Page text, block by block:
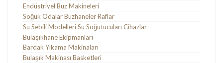
Endüstriyel Buz Makineleri
Soğuk Odalar Buzhaneler Raflar
Su Sebili Modelleri Su Soğutucuları Cihazlar
Bulaşıkhane Ekipmanları
Bardak Yıkama Makinaları
Bulaşık Makinası Basketleri